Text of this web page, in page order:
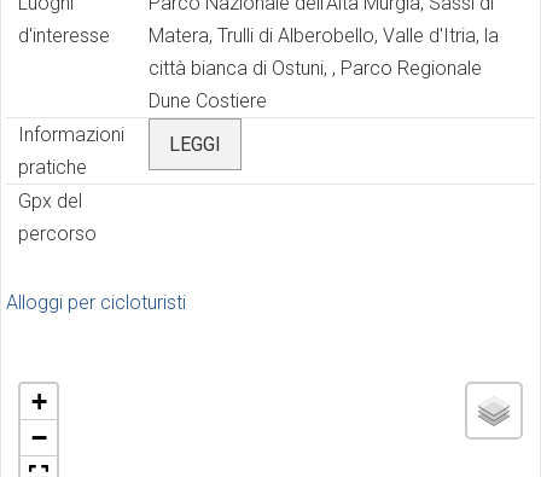
d'interesse
Matera, Trulli di Alberobello, Valle d'Itria, la
città bianca di Ostuni, , Parco Regionale
Dune Costiere
Informazioni
pratiche
LEGGI
Gpx del
percorso
Alloggi per cicloturisti
+
−